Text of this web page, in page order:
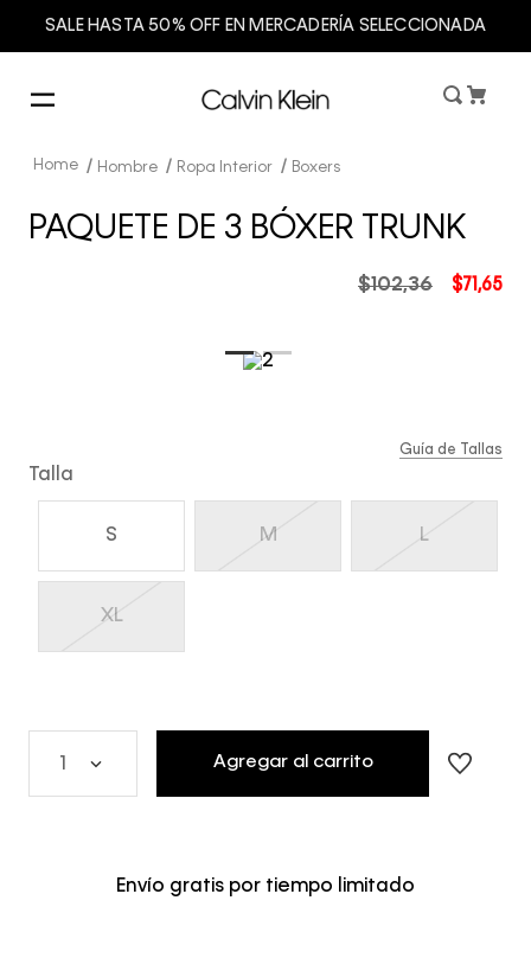
SALE HASTA 50% OFF EN MERCADERÍA SELECCIONADA
Hombre Ropa Interior Boxers
PAQUETE DE 3 BÓXER TRUNK
$71 ,65
$102,36
Talla
S M L
XL
Guía de Tallas
Agregar al carrito
Envío gratis por tiempo limitado